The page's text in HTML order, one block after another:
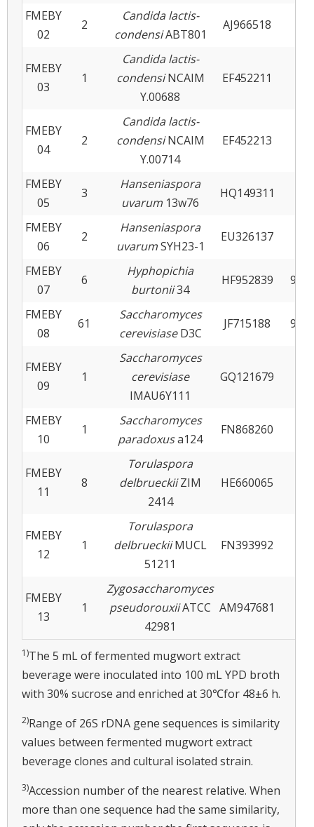
FMEBY
02
2
Candida lactis-
condensiABT801
AJ966518
FMEBY
03
1
Candida lactis-
condensiNCAIM
Y.00688
EF452211
FMEBY
04
2
Candida lactis-
condensiNCAIM
Y.00714
EF452213
FMEBY
05
3
Hanseniaspora
uvarum 13w76
HQ149311
FMEBY
06
2
Hanseniaspora
uvarumSYH23-1
EU326137
FMEBY
07
6
Hyphopichia
burtonii34
HF952839 97-
FMEBY
08
61
Saccharomyces
cerevisiaseD3C
JF715188 98-
FMEBY
09
1
Saccharomyces
cerevisiase
IMAU6Y111
GQ121679
FMEBY
10
1
Saccharomyces
paradoxusa124
FN868260
FMEBY
11
8
Torulaspora
delbrueckiiZIM
2414
HE660065
FMEBY
12
1
Torulaspora
delbrueckiiMUCL
51211
FN393992
FMEBY
13
1
Zygosaccharomyces
pseudorouxiiATCC
42981
AM947681
1)The 5 mL of fermented mugwort extract
beverage were inoculated into 100 mL YPD broth
with 30% sucrose and enriched at 30℃for 48±6 h.
2)Range of 26S rDNA gene sequences is similarity
values between fermented mugwort extract
beverage clones and cultural isolated strain.
3)Accession number of the nearest relative. When
more than one sequence had the same similarity,